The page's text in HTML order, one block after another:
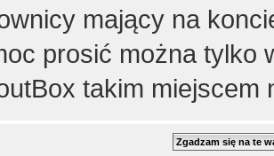
mający na
prosić można tylko
takim miejscem